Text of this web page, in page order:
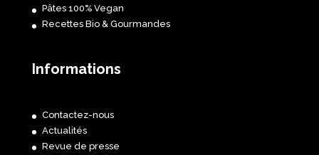
Pâtes 100% Vegan
Recettes Bio & Gourmandes
Informations
Contactez-nous
Actualités
Revue de presse